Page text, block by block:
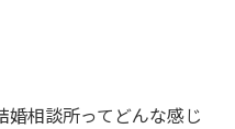
婚相談所ってどんな感じ